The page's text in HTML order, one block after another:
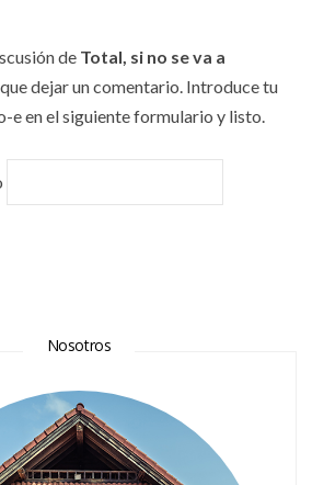
de Total, si no se va a
dejar un comentario. Introduce tu
e en el siguiente formulario y listo.
Nosotros